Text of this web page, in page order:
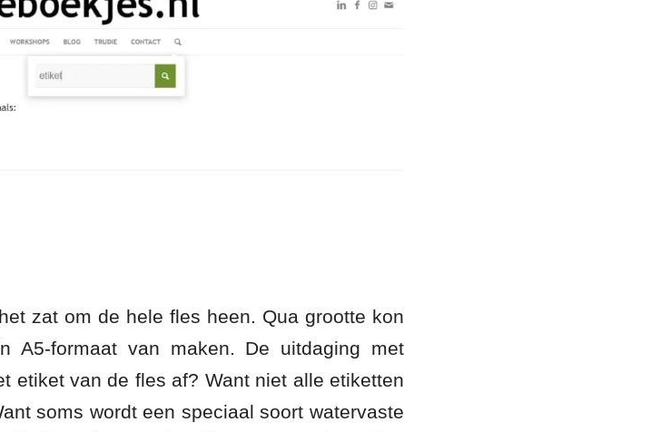
zat om de hele fles heen. Qua grootte kon
A5-formaat van maken. De uitdaging met
etiket van de fles af? Want niet alle etiketten
soms wordt een speciaal soort watervaste